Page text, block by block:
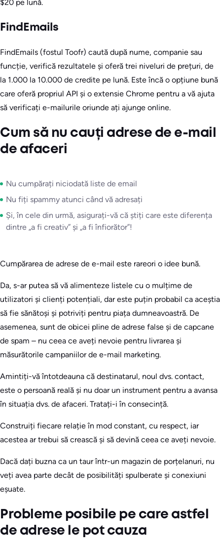
$20 pe lună.
FindEmails
FindEmails (fostul Toofr) caută după nume, companie sau
funcție, verifică rezultatele și oferă trei niveluri de prețuri, de
la 1.000 la 10.000 de credite pe lună. Este încă o opțiune bună
care oferă propriul API și o extensie Chrome pentru a vă ajuta
să verificați e-mailurile oriunde ați ajunge online.
Cum să nu cauți adrese de e-mail
de afaceri
Nu cumpărați niciodată liste de email
Nu fiți spammy atunci când vă adresați
Și, în cele din urmă, asigurați-vă că știți care este diferența
dintre „a fi creativ” și „a fi înfiorător”!
Cumpărarea de adrese de e-mail este rareori o idee bună.
Da, s-ar putea să vă alimenteze listele cu o mulțime de
utilizatori și clienți potențiali, dar este puțin probabil ca aceștia
să fie sănătoși și potriviți pentru piața dumneavoastră. De
asemenea, sunt de obicei pline de adrese false și de capcane
de spam – nu ceea ce aveți nevoie pentru livrarea și
măsurătorile campaniilor de e-mail marketing.
Amintiți-vă întotdeauna că destinatarul, noul dvs. contact,
este o persoană reală și nu doar un instrument pentru a avansa
în situația dvs. de afaceri. Tratați-i în consecință.
Construiți fiecare relație în mod constant, cu respect, iar
acestea ar trebui să crească și să devină ceea ce aveți nevoie.
Dacă dați buzna ca un taur într-un magazin de porțelanuri, nu
veți avea parte decât de posibilități spulberate și conexiuni
eșuate.
Probleme posibile pe care astfel
de adrese le pot cauza